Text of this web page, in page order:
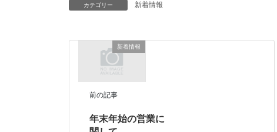
カテゴリー 新着情報
新着情報
前の記事
年末年始の営業に